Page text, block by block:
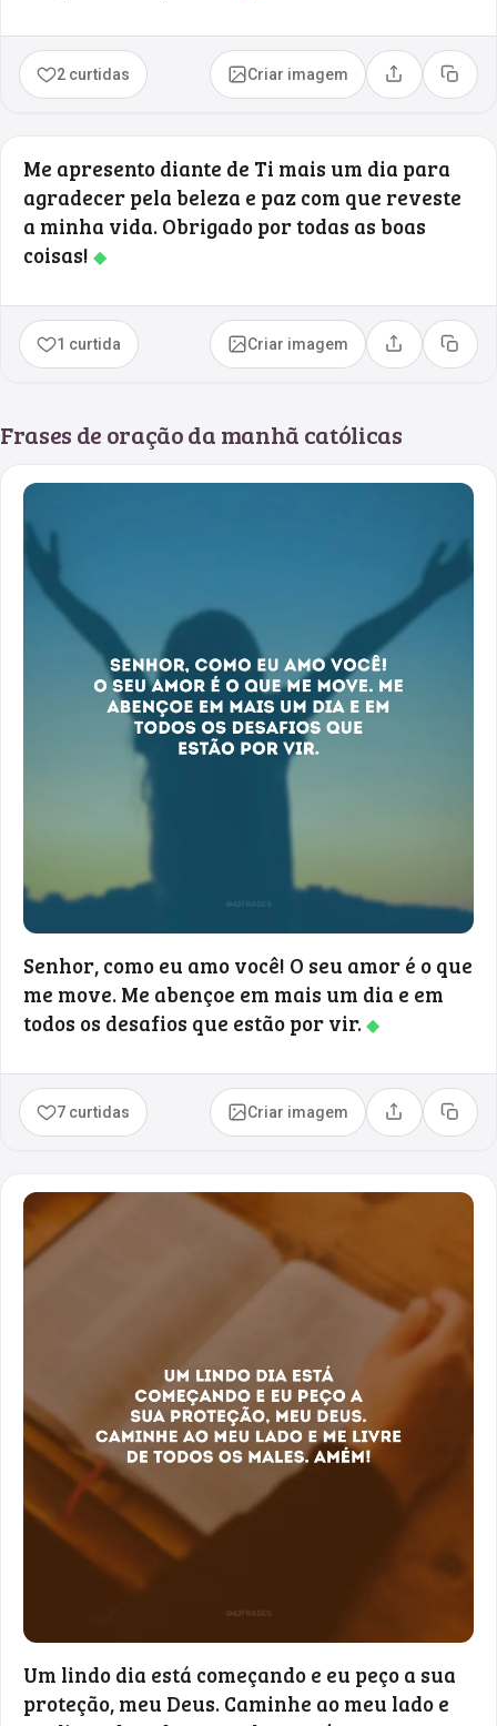
2 curtidas Criar imagem Compartilhar
Copiar
Me apresento diante de Ti mais um dia para
agradecer pela beleza e paz com que reveste
a minha vida. Obrigado por todas as boas
coisas! ◆
1 curtida Criar imagem Compartilhar
Copiar
Frases de oração da manhã católicas
Senhor, como eu amo você! O seu amor é o que
me move. Me abençoe em mais um dia e em
todos os desafios que estão por vir.◆
7 curtidas Criar imagem Compartilhar
Copiar
Um lindo dia está começando e eu peço a sua
proteção, meu Deus. Caminhe ao meu lado e